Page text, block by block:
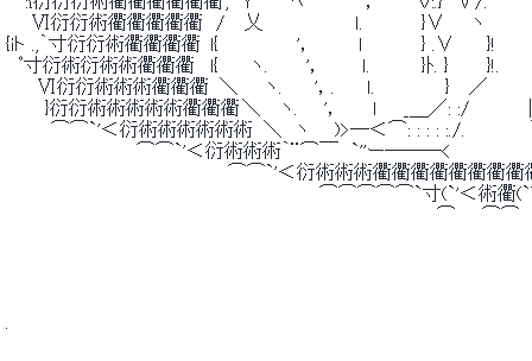
Ⅵ衍衍術衢衢衢衢衢　/　 乂　　　　　　　ｌ.　　　　 }∨　　ヽ　　　　
{iト .,｀寸衍衍術衢衢衢衢 l{　　　　　　'，　　　 ｌ　　　　 } .∨　　 }!
ﾟ寸衍術衍術術衢衢衢　 l{　　 ヽ.　 　 '，　　　ｌ.　　 　 }ﾄ. }　 　 }!.　　 /
Ⅵ衍衍術術術衢衢衢  ＼　　ヽ.　　 '，.　　 ｌ.　　 　 　 }　 ／　
}衍衍術術術術術衢衢衢 ＼　 ヽ.　　'，　　 ｌ　　_＿／: :/　　　　 |: : :.
⌒⌒`'＜衍術術術術術術  ＼　ヽ 　 )>―＜⌒: : : : :./.　　　　　＼.: : : :. :.´
⌒⌒`'＜衍術術術｀¨⌒￣　`''ー―――<　　　　　　　
⌒⌒`'＜衍術術術衢衢衢衢衢衢衢衢衢
⌒⌒⌒⌒⌒`寸(`'＜術衢(`⌒`'＜